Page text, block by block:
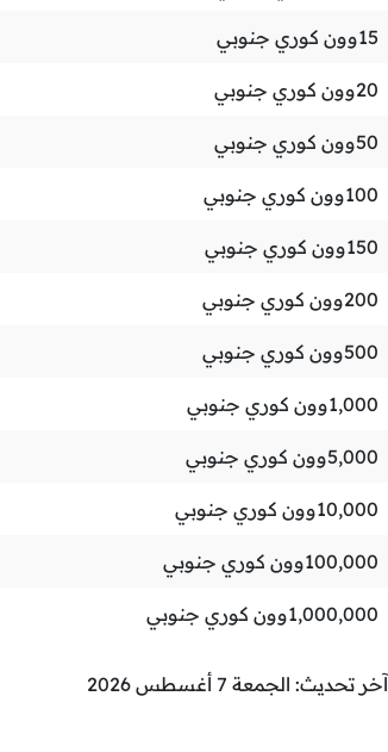
15وون كوري جنوبي
20وون كوري جنوبي
50وون كوري جنوبي
100وون كوري جنوبي
150وون كوري جنوبي
200وون كوري جنوبي
500وون كوري جنوبي
1,000وون كوري جنوبي
5,000وون كوري جنوبي
10,000وون كوري جنوبي
100,000وون كوري جنوبي
1,000,000وون كوري جنوبي
آخر تحديث: الجمعة 7 أغسطس 2026